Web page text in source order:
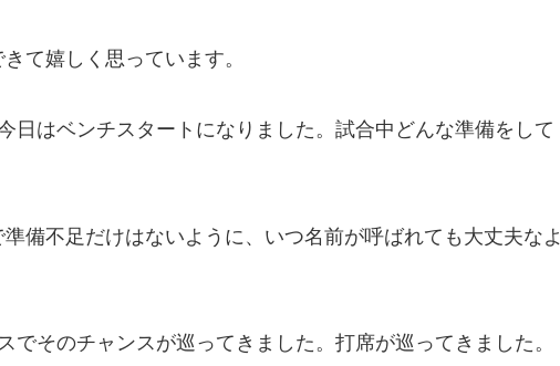
て嬉しく思っています。
日はベンチスタートになりました。試合中どんな準備をして
備不足だけはないように、いつ名前が呼ばれても大丈夫なよ
でそのチャンスが巡ってきました。打席が巡ってきました。